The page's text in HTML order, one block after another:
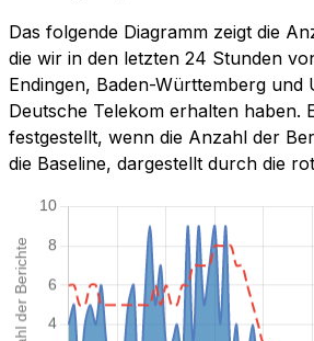
Das folgende Diagramm zeigt die
die wir in den letzten 24 Stunden
Endingen, Baden-Württemberg und
Deutsche Telekom erhalten haben.
festgestellt, wenn die Anzahl der
die Baseline, dargestellt durch die